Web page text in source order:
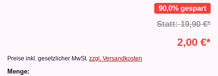
90,0% gespart
Statt: 19,90 €*
2,00 €*
Preise inkl. gesetzlicher MwSt. zzgl. Versandkosten
Menge: